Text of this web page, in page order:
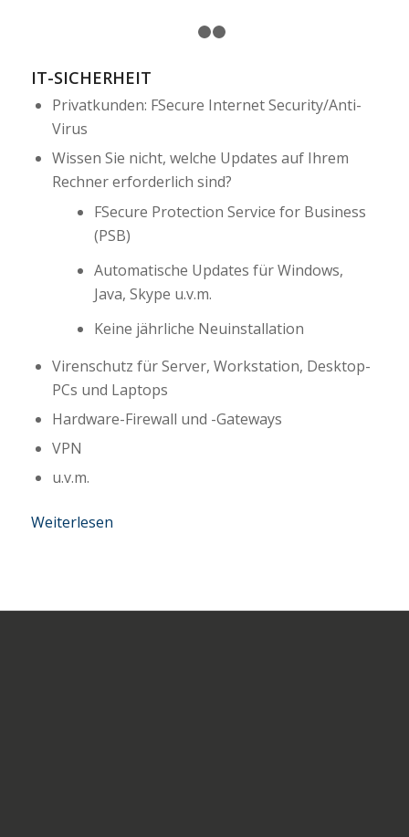
IT-SICHERHEIT
Privatkunden: FSecure Internet Security/Anti-
Virus
Wissen Sie nicht, welche Updates auf Ihrem
Rechner erforderlich sind?
FSecure Protection Service for Business
(PSB)
Automatische Updates für Windows,
Java, Skype u.v.m.
Keine jährliche Neuinstallation
Virenschutz für Server, Workstation, Desktop-
PCs und Laptops
Hardware-Firewall und -Gateways
VPN
u.v.m.
Weiterlesen